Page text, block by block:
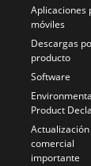
Aplicaciones
móviles
Descargas
producto
Software
Product
Actualización
comercial
importante